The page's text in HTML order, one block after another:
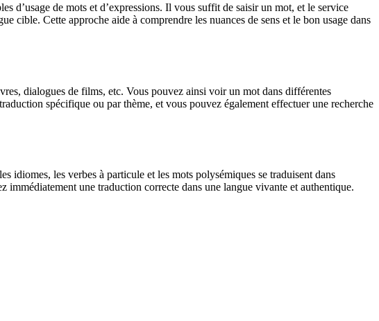
d’usage de mots et d’expressions. Il vous suffit de saisir un mot, et le service
cible. Cette approche aide à comprendre les nuances de sens et le bon usage dans
dialogues de films, etc. Vous pouvez ainsi voir un mot dans différentes
spécifique ou par thème, et vous pouvez également effectuer une recherche
les verbes à particule et les mots polysémiques se traduisent dans
immédiatement une traduction correcte dans une langue vivante et authentique.